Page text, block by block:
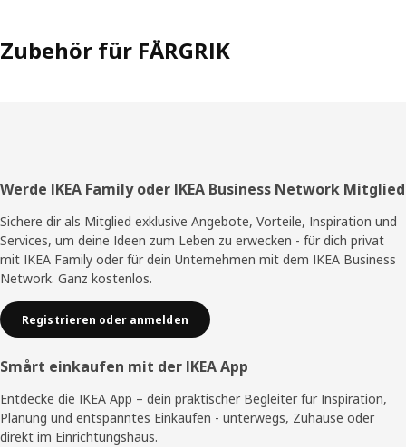
Zubehör für FÄRGRIK
Fußzeile
Werde IKEA Family oder IKEA Business Network Mitglied
Sichere dir als Mitglied exklusive Angebote, Vorteile, Inspiration und
Services, um deine Ideen zum Leben zu erwecken - für dich privat
mit IKEA Family oder für dein Unternehmen mit dem IKEA Business
Network. Ganz kostenlos.
Registrieren oder anmelden
Smårt einkaufen mit der IKEA App
Entdecke die IKEA App – dein praktischer Begleiter für Inspiration,
Planung und entspanntes Einkaufen - unterwegs, Zuhause oder
direkt im Einrichtungshaus.